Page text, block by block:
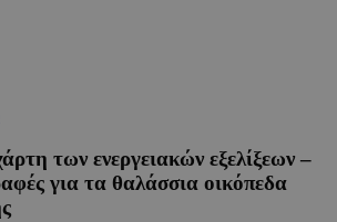
των ενεργειακών εξελίξεων –
για τα θαλάσσια οικόπεδα